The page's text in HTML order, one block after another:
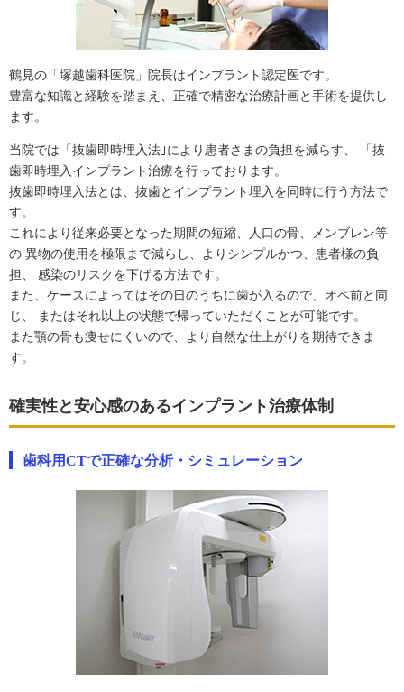
鶴見の「塚越歯科医院」院長はインプラント認定医です。
豊富な知識と経験を踏まえ、正確で精密な治療計画と手術を提供し
ます。
当院では「抜歯即時埋入法｣により患者さまの負担を減らす、 「抜
歯即時埋入インプラント治療を行っております。
抜歯即時埋入法とは、抜歯とインプラント埋入を同時に行う方法で
す。
これにより従来必要となった期間の短縮、人口の骨、メンブレン等
の 異物の使用を極限まで減らし、よりシンプルかつ、患者様の負
担、 感染のリスクを下げる方法です。
また、ケースによってはその日のうちに歯が入るので、オペ前と同
じ、 またはそれ以上の状態で帰っていただくことが可能です。
また顎の骨も痩せにくいので、より自然な仕上がりを期待できま
す。
確実性と安心感のあるインプラント治療体制
歯科用CTで正確な分析・シミュレーション